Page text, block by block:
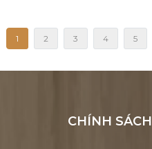
1 2 3 4 5
CHÍNH SÁCH